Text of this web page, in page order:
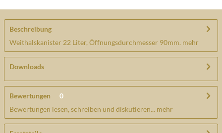
Beschreibung
Weithalskanister 22 Liter, Öffnungsdurchmesser 90mm. mehr
Downloads
Bewertungen
0
Bewertungen lesen, schreiben und diskutieren... mehr